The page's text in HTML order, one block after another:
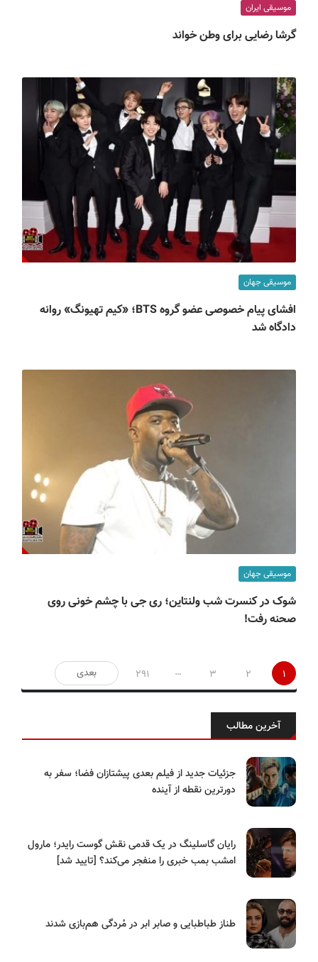
موسیقی ایران
گرشا رضایی برای وطن خواند
موسیقی جهان
افشای پیام خصوصی عضو گروه BTS؛ «کیم تهیونگ» روانه
دادگاه شد
موسیقی جهان
شوک در کنسرت شب ولنتاین؛ ری جی با چشم خونی روی
صحنه رفت!
صفحه‌بندی
نوشته‌ها
1
2
3
…
291 بعدی
آخرین مطالب
جزئیات جدید از فیلم بعدی پیشتازان فضا؛ سفر به
دورترین نقطه از آینده
رایان گاسلینگ در یک قدمی نقش گوست رایدر؛ مارول
امشب بمب خبری را منفجر می‌کند؟ [تایید شد]
طناز طباطبایی و صابر ابر در مُردگی هم‌بازی شدند